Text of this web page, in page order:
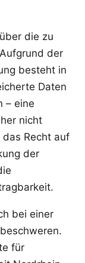
die zu
der
besteht in
Daten
– eine
nicht
das Recht auf
der
bei einer
für